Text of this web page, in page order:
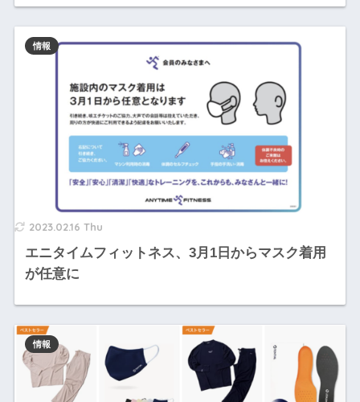
2023.02.16 Thu
エニタイムフィットネス、3月1日からマスク着用
が任意に
情報
情報